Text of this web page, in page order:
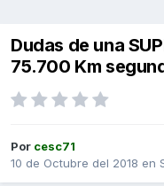
Dudas de una
75.700 Km
Por cesc71
10 de Octubre del 2018 en